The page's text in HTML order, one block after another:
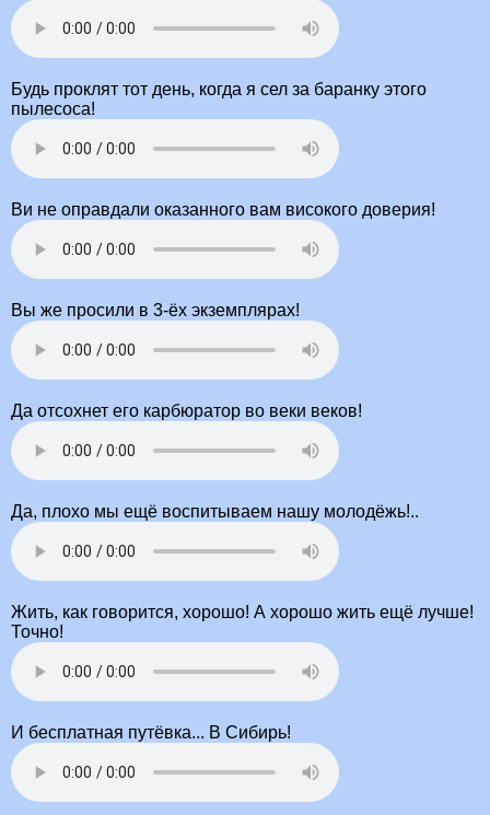
Будь проклят тот день, когда я сел за баранку этого
пылесоса!
Ви не оправдали оказанного вам високого доверия!
Вы же просили в 3-ёх экземплярах!
Да отсохнет его карбюратор во веки веков!
Да, плохо мы ещё воспитываем нашу молодёжь!..
Жить, как говорится, хорошо! А хорошо жить ещё лучше!
Точно!
И бесплатная путёвка... В Сибирь!